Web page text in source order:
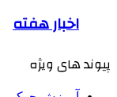
اخبار هفته
پیوند های ویژه